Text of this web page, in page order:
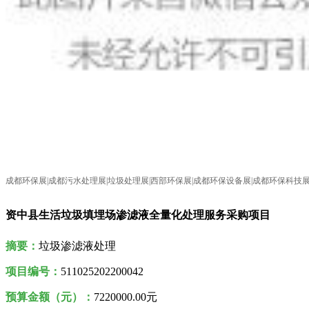
成都环保展|成都污水处理展|垃圾处理展|西部环保展|成都环保设备展|成都环保科技
资中县生活垃圾填埋场渗滤液全量化处理服务采购项目
摘要： 垃圾渗滤液处理
项目编号： 511025202200042
预算金额（元）： 7220000.00元